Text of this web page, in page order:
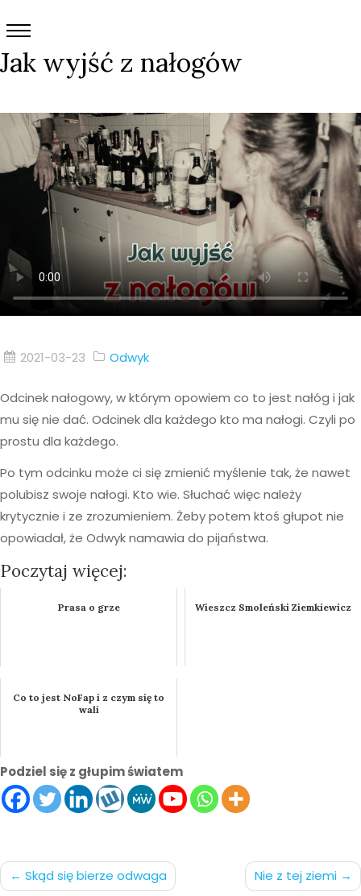
Jak wyjść z nałogów
2021-03-23 Odwyk
Odcinek nałogowy, w którym opowiem co to jest nałóg i jak
mu się nie dać. Odcinek dla każdego kto ma nałogi. Czyli po
prostu dla każdego.
Po tym odcinku może ci się zmienić myślenie tak, że nawet
polubisz swoje nałogi. Kto wie. Słuchać więc należy
krytycznie i ze zrozumieniem. Żeby potem ktoś głupot nie
opowiadał, że Odwyk namawia do pijaństwa.
Poczytaj więcej:
Prasa o grze Wieszcz Smoleński Ziemkiewicz
Co to jest NoFap i z czym się to
wali
Podziel się z głupim światem
Nawigacja
Skąd się bierze odwaga Nie z tej ziemi